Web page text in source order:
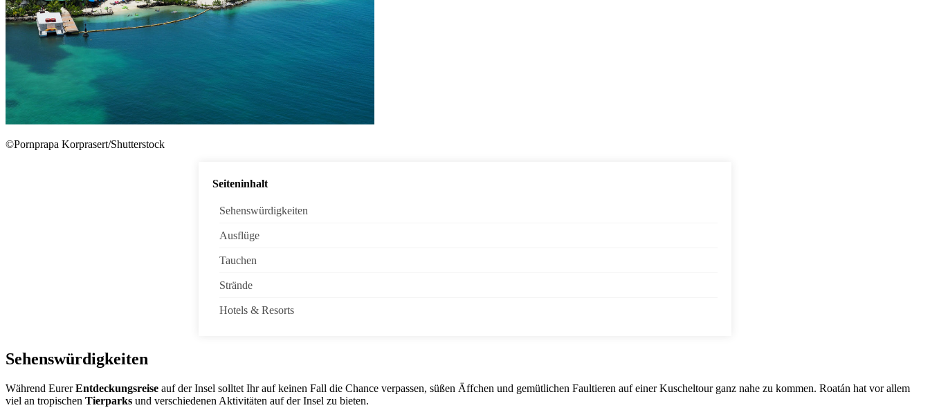
©Pornprapa Korprasert/Shutterstock
Seiteninhalt
Sehenswürdigkeiten
Ausflüge
Tauchen
Strände
Hotels & Resorts
Sehenswürdigkeiten
Während EurerEntdeckungsreise auf der Insel solltet Ihr auf keinen Fall die Chance verpassen, süßen Äffchen und gemütlichen Faultieren auf einer Kuscheltour ganz nahe zu kommen. Roatán hat vor allem
viel an tropischen Tierparks und verschiedenen Aktivitäten auf der Insel zu bieten.